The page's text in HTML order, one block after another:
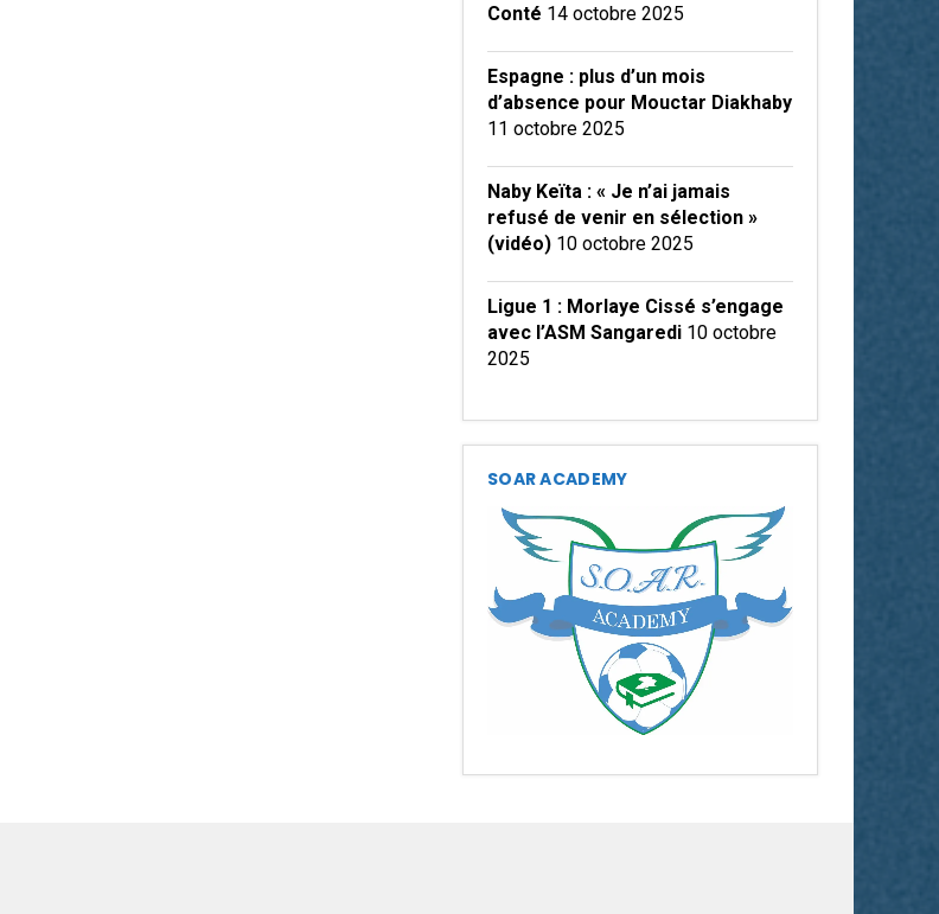
Conté 14 octobre 2025
Espagne : plus d’un mois
d’absence pour Mouctar Diakhaby
11 octobre 2025
Naby Keïta : « Je n’ai jamais
refusé de venir en sélection »
(vidéo) 10 octobre 2025
Ligue 1 : Morlaye Cissé s’engage
avec l’ASM Sangaredi 10 octobre
2025
SOAR ACADEMY